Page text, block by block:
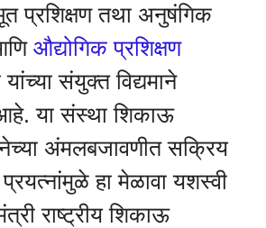
प्रशिक्षण तथा अनुषंगिक
औद्योगिक प्रशिक्षण
संयुक्त विद्यमाने
या संस्था शिकाऊ
अंमलबजावणीत सक्रिय
हा मेळावा यशस्वी
राष्ट्रीय शिकाऊ